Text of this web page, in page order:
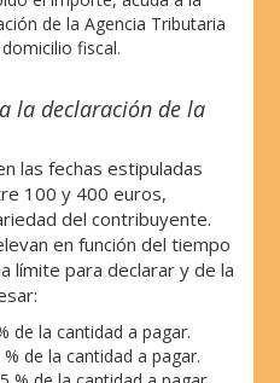
de la Agencia Tributaria
fiscal.
la declaración de la
las fechas estipuladas
100 y 400 euros,
del contribuyente.
en función del tiempo
límite para declarar y de la
de la cantidad a pagar.
de la cantidad a pagar.